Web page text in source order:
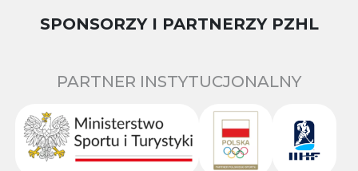
SPONSORZY I PARTNERZY PZHL
PARTNER INSTYTUCJONALNY